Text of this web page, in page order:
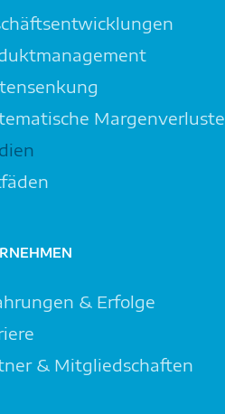
Margen­verluste
& Erfolge
& Mitgliedschaften